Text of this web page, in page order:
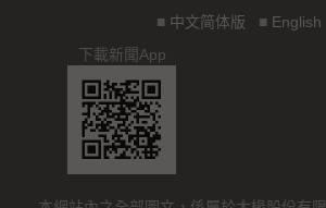
■ 中文简体版 ■ English
下載新聞App